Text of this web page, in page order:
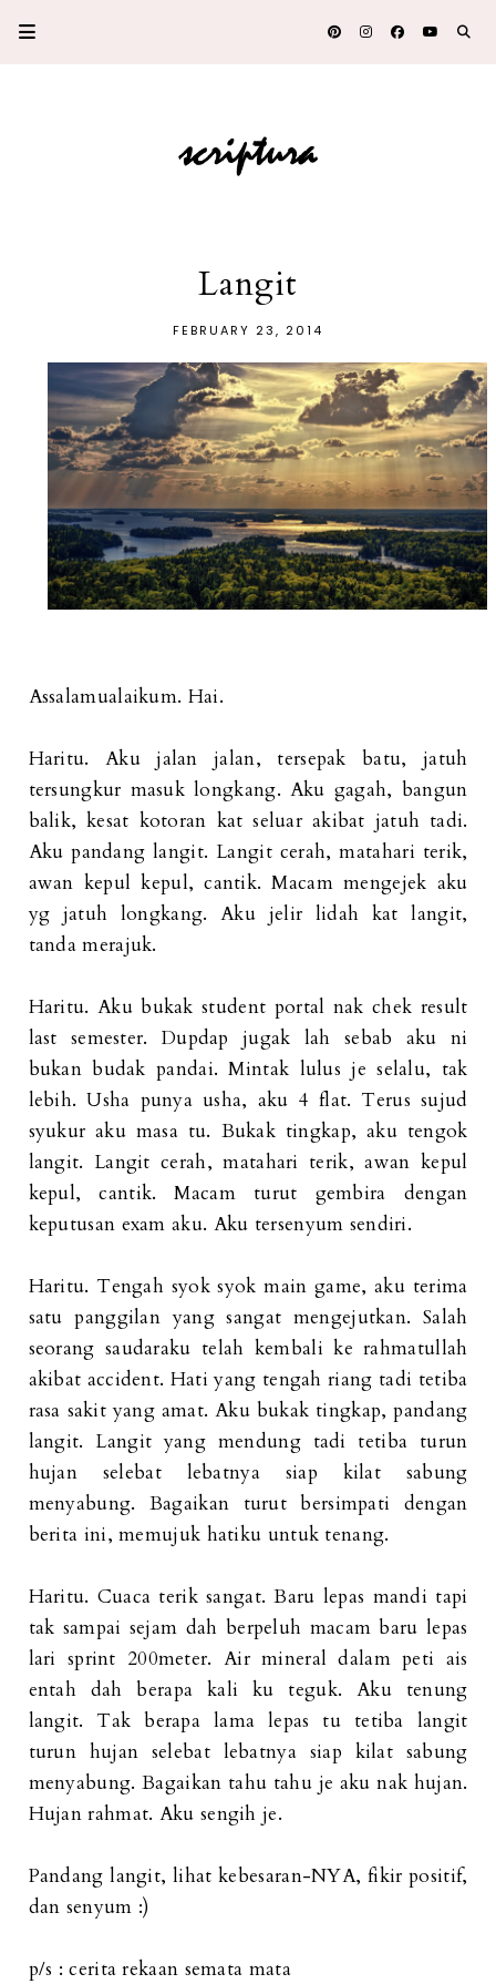
Langit
FEBRUARY 23, 2014
Assalamualaikum. Hai.
Haritu. Aku jalan jalan, tersepak batu, jatuh
tersungkur masuk longkang. Aku gagah, bangun
balik, kesat kotoran kat seluar akibat jatuh tadi.
Aku pandang langit. Langit cerah, matahari terik,
awan kepul kepul, cantik. Macam mengejek aku
yg jatuh longkang. Aku jelir lidah kat langit,
tanda merajuk.
Haritu. Aku bukak student portal nak chek result
last semester. Dupdap jugak lah sebab aku ni
bukan budak pandai. Mintak lulus je selalu, tak
lebih. Usha punya usha, aku 4 flat. Terus sujud
syukur aku masa tu. Bukak tingkap, aku tengok
langit. Langit cerah, matahari terik, awan kepul
kepul, cantik. Macam turut gembira dengan
keputusan exam aku. Aku tersenyum sendiri.
Haritu. Tengah syok syok main game, aku terima
satu panggilan yang sangat mengejutkan. Salah
seorang saudaraku telah kembali ke rahmatullah
akibat accident. Hati yang tengah riang tadi tetiba
rasa sakit yang amat. Aku bukak tingkap, pandang
langit. Langit yang mendung tadi tetiba turun
hujan selebat lebatnya siap kilat sabung
menyabung. Bagaikan turut bersimpati dengan
berita ini, memujuk hatiku untuk tenang.
Haritu. Cuaca terik sangat. Baru lepas mandi tapi
tak sampai sejam dah berpeluh macam baru lepas
lari sprint 200meter. Air mineral dalam peti ais
entah dah berapa kali ku teguk. Aku tenung
langit. Tak berapa lama lepas tu tetiba langit
turun hujan selebat lebatnya siap kilat sabung
menyabung. Bagaikan tahu tahu je aku nak hujan.
Hujan rahmat. Aku sengih je.
Pandang langit, lihat kebesaran-NYA, fikir positif,
dan senyum :)
p/s : cerita rekaan semata mata